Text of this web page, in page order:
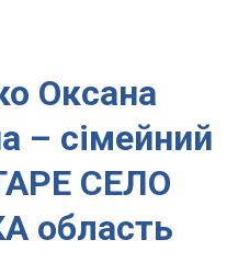
Оксана
– сімейний
СЕЛО
область